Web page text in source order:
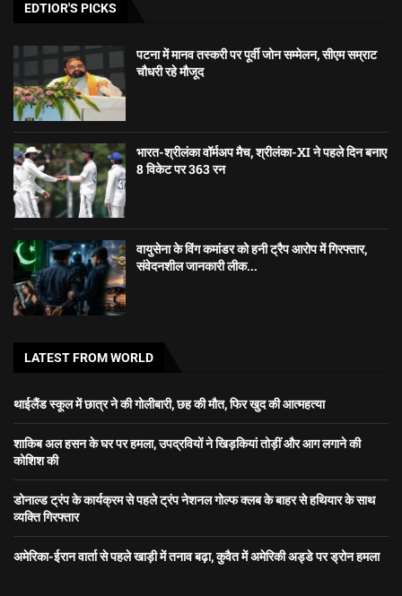
EDTIOR'S PICKS
पटना में मानव तस्करी पर पूर्वी जोन सम्मेलन, सीएम सम्राट
चौधरी रहे मौजूद
भारत-श्रीलंका वॉर्मअप मैच, श्रीलंका-XI ने पहले दिन बनाए
8 विकेट पर 363 रन
वायुसेना के विंग कमांडर को हनी ट्रैप आरोप में गिरफ्तार,
संवेदनशील जानकारी लीक...
LATEST FROM WORLD
थाईलैंड स्कूल में छात्र ने की गोलीबारी, छह की मौत, फिर खुद की आत्महत्या
शाकिब अल हसन के घर पर हमला, उपद्रवियों ने खिड़कियां तोड़ीं और आग लगाने की
कोशिश की
डोनाल्ड ट्रंप के कार्यक्रम से पहले ट्रंप नेशनल गोल्फ क्लब के बाहर से हथियार के साथ
व्यक्ति गिरफ्तार
अमेरिका-ईरान वार्ता से पहले खाड़ी में तनाव बढ़ा, कुवैत में अमेरिकी अड्डे पर ड्रोन हमला